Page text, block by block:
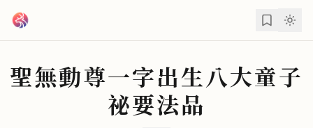
聖無動尊一字出生八大童子
祕要法品